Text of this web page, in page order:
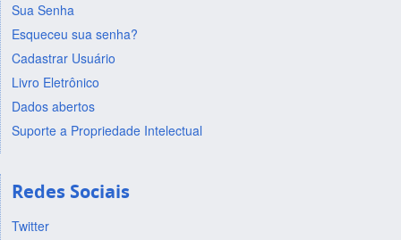
Sua Senha
Esqueceu sua senha?
Cadastrar Usuário
Livro Eletrônico
Dados abertos
Suporte a Propriedade Intelectual
Redes Sociais
Twitter